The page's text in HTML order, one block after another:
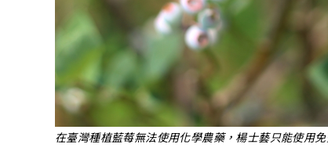
在臺灣種植藍莓無法使用化學農藥，楊士藝只能使用